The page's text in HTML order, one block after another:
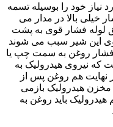
نیاز خود را بوسیله تسمه
خیلی بالا در مدار می
لوله فشار قوی به پشت
این شیر سبب می شوند
روغن به سمت چپ یا
نیروی هیدرولیک به
هم روغن پس از
هیدرولیک بازمی
باید روغن به